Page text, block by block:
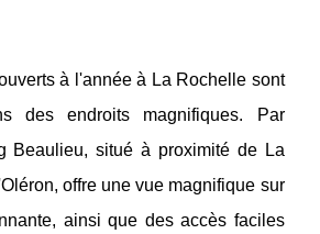
à l'année à La Rochelle sont
des endroits magnifiques. Par
Beaulieu, situé à proximité de La
offre une vue magnifique sur
ainsi que des accès faciles